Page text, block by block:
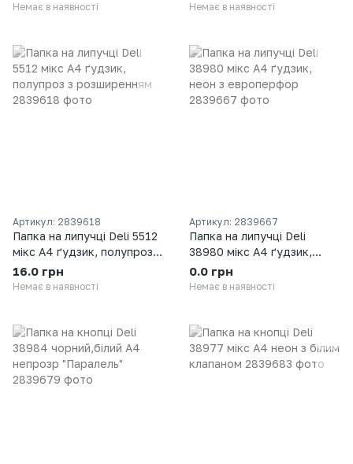
Немає в наявності Немає в наявності
Артикул: 2839618
Папка на липучці Deli 5512
мікс А4 ґудзик, полупроз з
розширенням
16.0 грн
Немає в наявності
Артикул: 2839667
Папка на липучці Deli
38980 мікс А4 ґудзик,
неон з европерфор
0.0 грн
Немає в наявності